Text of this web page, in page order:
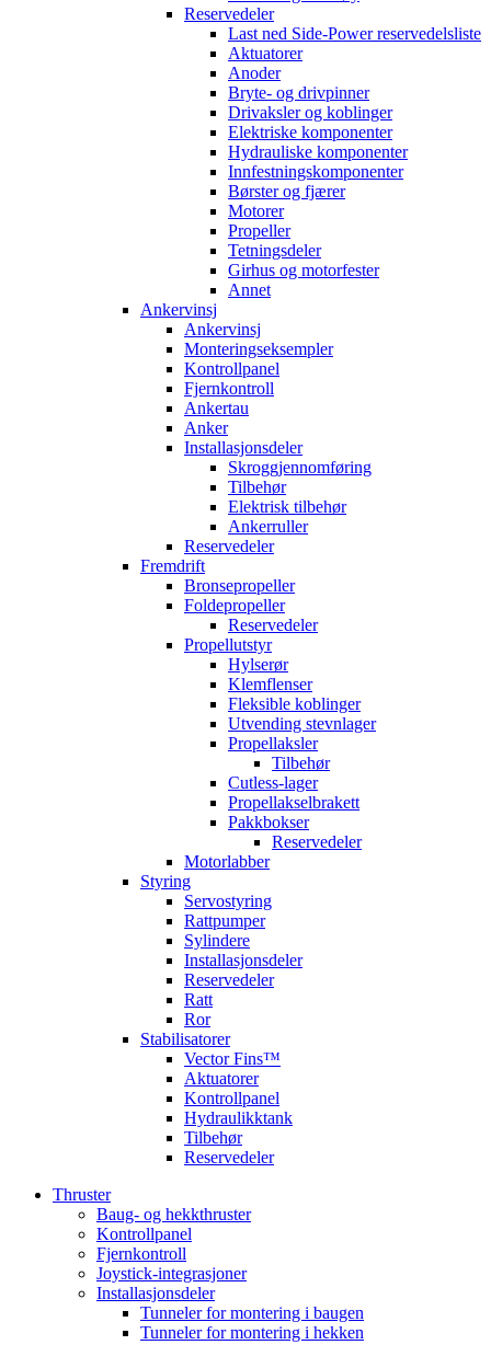
Reservedeler
Last ned Side-Power reservedelsliste
Aktuatorer
Anoder
Bryte- og drivpinner
Drivaksler og koblinger
Elektriske komponenter
Hydrauliske komponenter
Innfestningskomponenter
Børster og fjærer
Motorer
Propeller
Tetningsdeler
Girhus og motorfester
Annet
Ankervinsj
Ankervinsj
Monteringseksempler
Kontrollpanel
Fjernkontroll
Ankertau
Anker
Installasjonsdeler
Skroggjennomføring
Tilbehør
Elektrisk tilbehør
Ankerruller
Reservedeler
Fremdrift
Bronsepropeller
Foldepropeller
Reservedeler
Propellutstyr
Hylserør
Klemflenser
Fleksible koblinger
Utvending stevnlager
Propellaksler
Tilbehør
Cutless-lager
Propellakselbrakett
Pakkbokser
Reservedeler
Motorlabber
Styring
Servostyring
Rattpumper
Sylindere
Installasjonsdeler
Reservedeler
Ratt
Ror
Stabilisatorer
Vector Fins™
Aktuatorer
Kontrollpanel
Hydraulikktank
Tilbehør
Reservedeler
Thruster
Baug- og hekkthruster
Kontrollpanel
Fjernkontroll
Joystick-integrasjoner
Installasjonsdeler
Tunneler for montering i baugen
Tunneler for montering i hekken